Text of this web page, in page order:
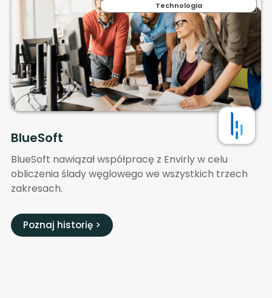
Technologia
BlueSoft
BlueSoft nawiązał współpracę z Envirly w celu
obliczenia ślady węglowego we wszystkich trzech
zakresach.
Poznaj historię >